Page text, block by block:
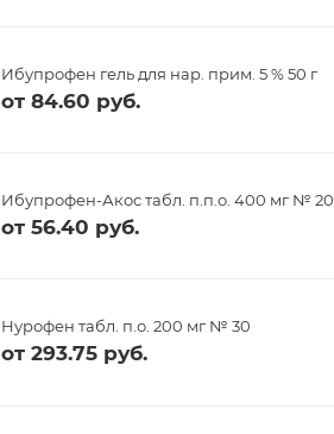
Ибупрофен гель для нар. прим. 5 % 50 г
от 84.60 руб.
Ибупрофен-Акос табл. п.п.о. 400 мг № 20
от 56.40 руб.
Нурофен табл. п.о. 200 мг № 30
от 293.75 руб.